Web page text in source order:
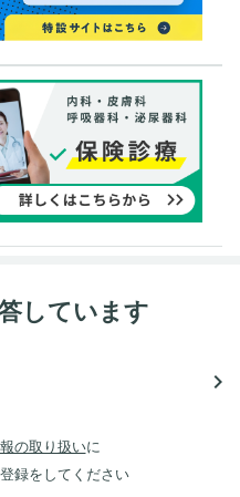
しています
navigate_next
の取り扱いに
録をしてください